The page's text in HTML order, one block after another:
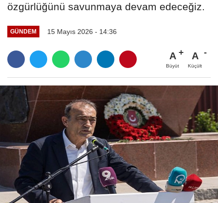
özgürlüğünü savunmaya devam edeceğiz.
GÜNDEM 15 Mayıs 2026 - 14:36
A
Büyüt
A
Küçült